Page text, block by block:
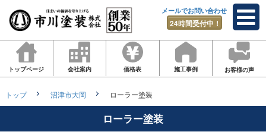
メールでお問い合わせ
24時間受付中！
トップページ 会社案内 価格表 施工事例 お客様の声
トップ 沼津市大岡 ローラー塗装
ローラー塗装